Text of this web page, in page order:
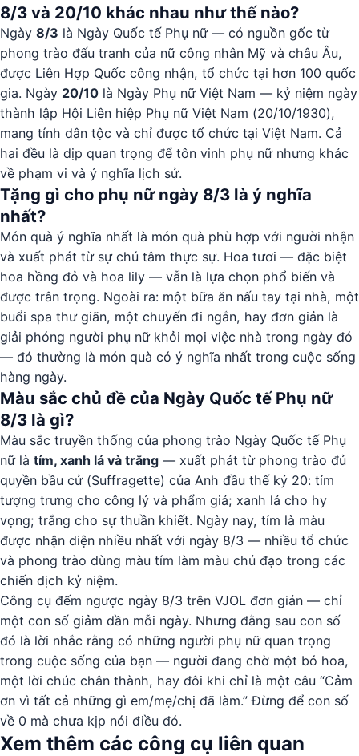
8/3 và 20/10 khác nhau như thế nào?
Ngày 8/3 là Ngày Quốc tế Phụ nữ — có nguồn gốc từ
phong trào đấu tranh của nữ công nhân Mỹ và châu Âu,
được Liên Hợp Quốc công nhận, tổ chức tại hơn 100 quốc
gia. Ngày 20/10 là Ngày Phụ nữ Việt Nam — kỷ niệm ngày
thành lập Hội Liên hiệp Phụ nữ Việt Nam (20/10/1930),
mang tính dân tộc và chỉ được tổ chức tại Việt Nam. Cả
hai đều là dịp quan trọng để tôn vinh phụ nữ nhưng khác
về phạm vi và ý nghĩa lịch sử.
Tặng gì cho phụ nữ ngày 8/3 là ý nghĩa
nhất?
Món quà ý nghĩa nhất là món quà phù hợp với người nhận
và xuất phát từ sự chú tâm thực sự. Hoa tươi — đặc biệt
hoa hồng đỏ và hoa lily — vẫn là lựa chọn phổ biến và
được trân trọng. Ngoài ra: một bữa ăn nấu tay tại nhà, một
buổi spa thư giãn, một chuyến đi ngắn, hay đơn giản là
giải phóng người phụ nữ khỏi mọi việc nhà trong ngày đó
— đó thường là món quà có ý nghĩa nhất trong cuộc sống
hàng ngày.
Màu sắc chủ đề của Ngày Quốc tế Phụ nữ
8/3 là gì?
Màu sắc truyền thống của phong trào Ngày Quốc tế Phụ
nữ là tím, xanh lá và trắng — xuất phát từ phong trào đủ
quyền bầu cử (Suffragette) của Anh đầu thế kỷ 20: tím
tượng trưng cho công lý và phẩm giá; xanh lá cho hy
vọng; trắng cho sự thuần khiết. Ngày nay, tím là màu
được nhận diện nhiều nhất với ngày 8/3 — nhiều tổ chức
và phong trào dùng màu tím làm màu chủ đạo trong các
chiến dịch kỷ niệm.
Công cụ đếm ngược ngày 8/3 trên VJOL đơn giản — chỉ
một con số giảm dần mỗi ngày. Nhưng đằng sau con số
đó là lời nhắc rằng có những người phụ nữ quan trọng
trong cuộc sống của bạn — người đang chờ một bó hoa,
một lời chúc chân thành, hay đôi khi chỉ là một câu “Cảm
ơn vì tất cả những gì em/mẹ/chị đã làm.” Đừng để con số
về 0 mà chưa kịp nói điều đó.
Xem thêm các công cụ liên quan